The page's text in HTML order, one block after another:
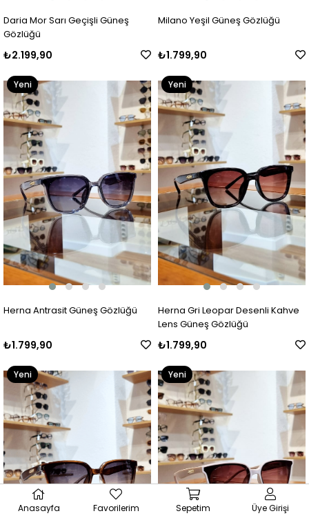
Daria Mor Sarı Geçişli Güneş
Gözlüğü
₺2.199,90
Milano Yeşil Güneş Gözlüğü
₺1.799,90
Herna Antrasit Güneş Gözlüğü
₺1.799,90
Yeni
Ürün
Herna Gri Leopar Desenli Kahve
Lens Güneş Gözlüğü
₺1.799,90
Yeni
Ürün
Yeni
Ürün
Yeni
Ürün
Anasayfa Favorilerim Sepetim Üye Girişi